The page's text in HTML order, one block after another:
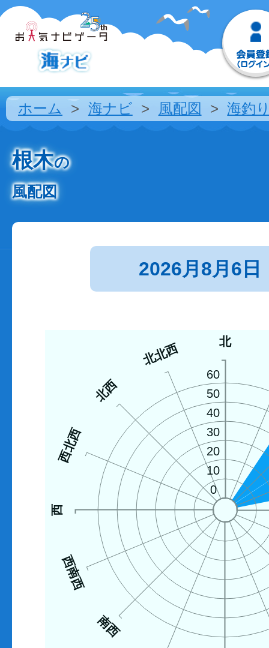
ホーム 海ナビ 風配図 海釣
根木の
風配図
2026月8月6日
北
南西
西南西
西
西北西
北西
北北西
0
10
20
30
40
50
60